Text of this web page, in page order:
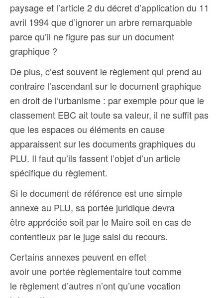
paysage et l’article 2 du décret d’application du 11
avril 1994 que d’ignorer un arbre remarquable
parce qu’il ne figure pas sur un document
graphique ?
De plus, c’est souvent le règlement qui prend au
contraire l’ascendant sur le document graphique
en droit de l’urbanisme : par exemple pour que le
classement EBC ait toute sa valeur, il ne suffit pas
que les espaces ou éléments en cause
apparaissent sur les documents graphiques du
PLU. Il faut qu’ils fassent l’objet d’un article
spécifique du règlement.
Si le document de référence est une simple
annexe au PLU, sa portée juridique devra
être appréciée soit par le Maire soit en cas de
contentieux par le juge saisi du recours.
Certains annexes peuvent en effet
avoir une portée règlementaire tout comme
le règlement d’autres n’ont qu’une vocation